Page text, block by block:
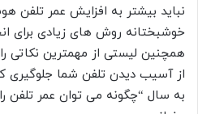
نباید بیشتر به افزایش عمر تلفن
خوشبختانه روش های زیادی برای
همچنین لیستی از مهمترین نکاتی
از آسیب دیدن تلفن شما جلوگیری
به سال “چگونه می توان عمر تلفن